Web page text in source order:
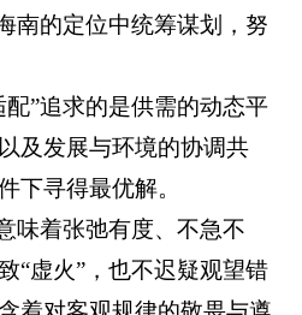
南的定位中统筹谋划，努
配”追求的是供需的动态平
及发展与环境的协调共
下寻得最优解。
味着张弛有度、不急不
“虚火”，也不迟疑观望错